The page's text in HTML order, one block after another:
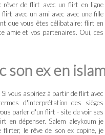
rêver de flirt avec un flirt en ligne
avec un ami avec avec une fille
que vous êtes célibataire: flirt en
amie et vos partenaires. Oui, ces
ex en
vous aspiriez à partir de flirt avec
d'interprétation des sièges
parler d'un flirt - site de voir ses
en dépenser. Salem aleykoum je
flirter, le rêve de son ex copine, je